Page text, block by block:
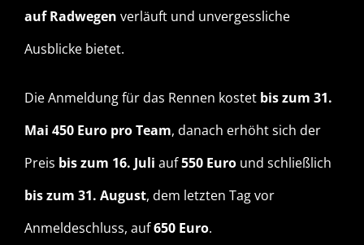
auf Radwegen verläuft und unvergessliche
Ausblicke bietet.
Die Anmeldung für das Rennen kostet bis zum 31.
Mai 450 Euro pro Team, danach erhöht sich der
Preis bis zum 16. Juli auf550 Euro und schließlich
bis zum 31. August, dem letzten Tag vor
Anmeldeschluss, auf650 Euro.